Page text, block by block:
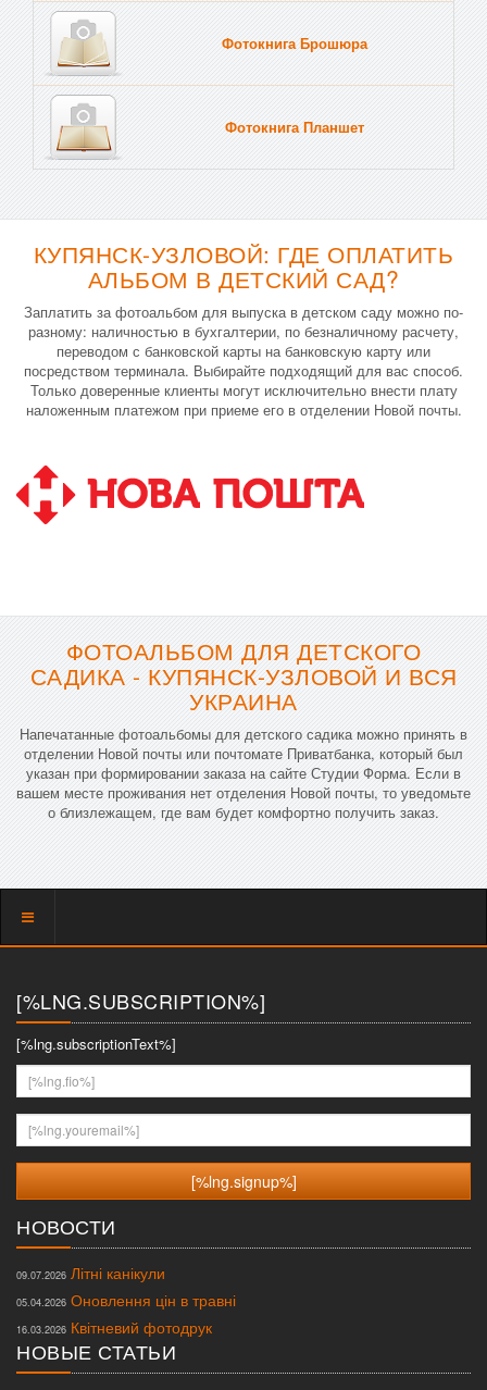
Фотокнига Брошюра
Фотокнига Планшет
КУПЯНСК-УЗЛОВОЙ: ГДЕ ОПЛАТИТЬ
АЛЬБОМ В ДЕТСКИЙ САД?
Заплатить за фотоальбом для выпуска в детском саду можно по-
разному: наличностью в бухгалтерии, по безналичному расчету,
переводом с банковской карты на банковскую карту или
посредством терминала. Выбирайте подходящий для вас способ.
Только доверенные клиенты могут исключительно внести плату
наложенным платежом при приеме его в отделении Новой почты.
ФОТОАЛЬБОМ ДЛЯ ДЕТСКОГО
САДИКА - КУПЯНСК-УЗЛОВОЙ И ВСЯ
УКРАИНА
Напечатанные фотоальбомы для детского садика можно принять в
отделении Новой почты или почтомате Приватбанка, который был
указан при формировании заказа на сайте Студии Форма. Если в
вашем месте проживания нет отделения Новой почты, то уведомьте
о близлежащем, где вам будет комфортно получить заказ.
Показать
[%LNG.SUBSCRIPTION%]
[%lng.subscriptionText%]
[%lng.fio%]
[%lng.youremail%]
НОВОСТИ
09.07.2026 Літні канікули
05.04.2026 Оновлення цін в травні
16.03.2026 Квітневий фотодрук
НОВЫЕ СТАТЬИ